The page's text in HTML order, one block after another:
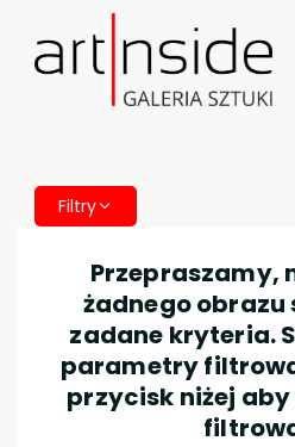
Filtry
Przepraszamy,
żadnego obrazu
zadane kryteria.
parametry
przycisk niżej